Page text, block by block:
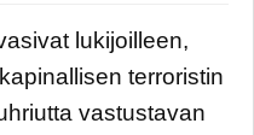
lukijoilleen,
terroristin
vastustavan